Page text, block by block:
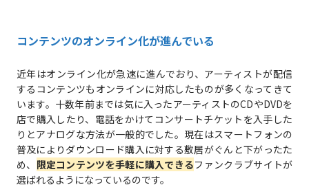
コンテンツのオンライン化が進んでいる
近年はオンライン化が急速に進んでおり、アーティストが配信
するコンテンツもオンラインに対応したものが多くなってきて
います。十数年前までは気に入ったアーティストのCDやDVDを
店で購入したり、電話をかけてコンサートチケットを入手した
りとアナログな方法が一般的でした。現在はスマートフォンの
普及によりダウンロード購入に対する敷居がぐんと下がったた
め、 限定コンテンツを手軽に購入できるファンクラブサイトが
選ばれるようになっているのです。